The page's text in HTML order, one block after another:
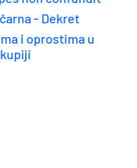
- Dekret
i oprostima u